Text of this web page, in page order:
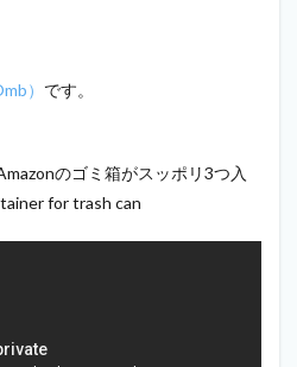
） です。
のゴミ箱がスッポリ3つ入
for trash can